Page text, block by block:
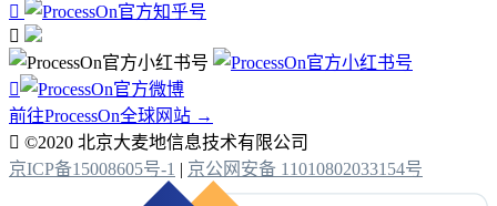



前往ProcessOn全球网站 →
 ©2020 北京大麦地信息技术有限公司
京ICP备15008605号-1 | 京公网安备 11010802033154号